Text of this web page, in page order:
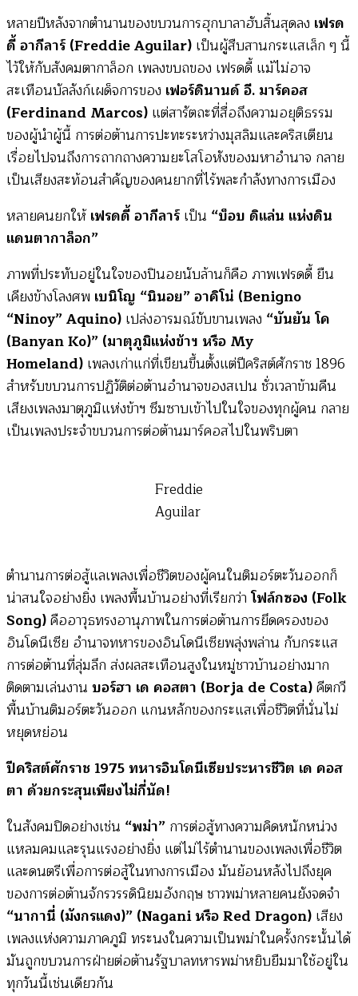
หลายปีหลังจากตำนานของขบวนการฮุกบาลาฮับสิ้นสุดลง เฟรด
ดี้ อากีลาร์ (Freddie Aguilar) เป็นผู้สืบสานกระแสเล็ก ๆ นี้
ไว้ให้กับสังคมตากาล็อก เพลงขบถของ เฟรดดี้ แม้ไม่อาจ
สะเทือนบัลลังก์เผด็จการของ เฟอร์ดินานด์ อี. มาร์คอส
(Ferdinand Marcos) แต่สารัตถะที่สื่อถึงความอยุติธรรม
ของผู้นำผู้นี้ การต่อต้านการปะทะระหว่างมุสลิมและคริสเตียน
เรื่อยไปจนถึงการถากถางความยะโสโอหังของมหาอำนาจ กลาย
เป็นเสียงสะท้อนสำคัญของคนยากที่ไร้พละกำลังทางการเมือง
หลายคนยกให้เฟรดดี้ อากีลาร์ เป็น “บ็อบ ดิแล่น แห่งดิน
แดนตากาล็อก”
ภาพที่ประทับอยู่ในใจของปินอยนับล้านก็คือ ภาพเฟรดดี้ ยืน
เคียงข้างโลงศพ เบนิโญ “นินอย” อาคิโน่ (Benigno
“Ninoy” Aquino) เปล่งอารมณ์ขับขานเพลง “บันยัน โค
(Banyan Ko)” (มาตุภูมิแห่งข้าฯ หรือ My
Homeland) เพลงเก่าแก่ที่เขียนขึ้นตั้งแต่ปีคริสต์ศักราช 1896
สำหรับขบวนการปฏิวัติต่อต้านอำนาจของสเปน ชั่วเวลาข้ามคืน
เสียงเพลงมาตุภูมิแห่งข้าฯ ซึมซาบเข้าไปในใจของทุกผู้คน กลาย
เป็นเพลงประจำขบวนการต่อต้านมาร์คอสไปในพริบตา
Freddie
Aguilar
ตำนานการต่อสู้แลเพลงเพื่อชีวิตของผู้คนในติมอร์ตะวันออกก็
น่าสนใจอย่างยิ่ง เพลงพื้นบ้านอย่างที่เรียกว่า โฟล์กซอง (Folk
Song)คืออาวุธทรงอานุภาพในการต่อต้านการยึดครองของ
อินโดนีเซีย อำนาจทหารของอินโดนีเซียพลุ่งพล่าน กับกระแส
การต่อต้านที่ลุ่มลึก ส่งผลสะเทือนสูงในหมู่ชาวบ้านอย่างมาก
ติดตามเล่นงาน บอร์ฮา เด คอสตา (Borja de Costa)คีตกวี
พื้นบ้านติมอร์ตะวันออก แกนหลักของกระแสเพื่อชีวิตที่นั่นไม่
หยุดหย่อน
ปีคริสต์ศักราช 1975 ทหารอินโดนีเซียประหารชีวิต เด คอส
ตา ด้วยกระสุนเพียงไม่กี่นัด!
ในสังคมปิดอย่างเช่น “พม่า” การต่อสู้ทางความคิดหนักหน่วง
แหลมคมและรุนแรงอย่างยิ่ง แต่ไม่ไร้ตำนานของเพลงเพื่อชีวิต
และดนตรีเพื่อการต่อสู้ในทางการเมือง มันย้อนหลังไปถึงยุค
ของการต่อต้านจักรวรรดินิยมอังกฤษ ชาวพม่าหลายคนยังจดจำ
“นากานี่ (มังกรแดง)” (Nagani หรือ Red Dragon) เสียง
เพลงแห่งความภาคภูมิ ทระนงในความเป็นพม่าในครั้งกระนั้นได้
มันถูกขบวนการฝ่ายต่อต้านรัฐบาลทหารพม่าหยิบยืมมาใช้อยู่ใน
ทุกวันนี้เช่นเดียวกัน